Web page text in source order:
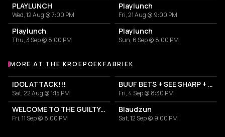
PLAYLUNCH
Wed, 12 Aug @ 7:00 PM
Playlunch
Fri, 21 Aug @ 9:00 PM
Playlunch
Thu, 3 Sep @ 8:00 PM
Playlunch
Sun, 6 Sep @ 8:00 PM
More events at The Kroepoekfabriek
MORE AT THE KROEPOEKFABRIEK
IDOL ATTACK!!!
Sat, 22 Aug @ 1:15 PM
BUUF BETS + SEE SHARP + AFTER EIGHT
Fri, 4 Sep @ 8:30 PM
WELCOME TO THE GUILTY PLEASURE DOME | 15 JAAR DE KF
Fri, 11 Sep @ 8:00 PM
Blaudzun
Sat, 12 Sep @ 9:00 PM